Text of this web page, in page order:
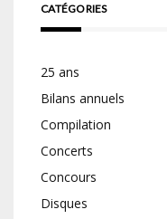
CATÉGORIES
25 ans
Bilans annuels
Compilation
Concerts
Concours
Disques